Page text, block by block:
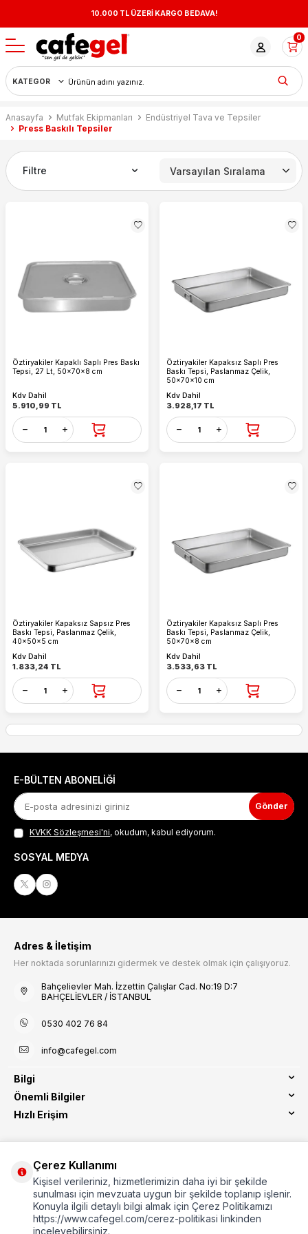
10.000 TL ÜZERİ KARGO BEDAVA!
0
Anasayfa Mutfak Ekipmanları
Endüstriyel Tava ve Tepsiler
Press Baskılı Tepsiler
Filtre
Öztiryakiler Kapaklı Saplı Pres Baskı
Tepsi, 27 Lt, 50x70x8 cm
Kdv Dahil
5.910,99 TL
Öztiryakiler Kapaksız Saplı Pres
Baskı Tepsi, Paslanmaz Çelik,
50x70x10 cm
Kdv Dahil
3.928,17 TL
Öztiryakiler Kapaksız Sapsız Pres
Baskı Tepsi, Paslanmaz Çelik,
40x50x5 cm
Kdv Dahil
1.833,24 TL
Öztiryakiler Kapaksız Saplı Pres
Baskı Tepsi, Paslanmaz Çelik,
50x70x8 cm
Kdv Dahil
3.533,63 TL
E-BÜLTEN ABONELIĞI
Gönder
KVKK Sözleşmesi'ni, okudum, kabul ediyorum.
SOSYAL MEDYA
Adres & İletişim
Her noktada sorunlarınızı gidermek ve destek olmak için çalışıyoruz.
Bahçelievler Mah. İzzettin Çalışlar Cad. No:19 D:7
BAHÇELİEVLER / İSTANBUL
0530 402 76 84
info@cafegel.com
Bilgi
Önemli Bilgiler
Hızlı Erişim
Etbis Kayıtlıdır
Çerez Kullanımı
Kişisel verileriniz, hizmetlerimizin daha iyi bir şekilde
sunulması için mevzuata uygun bir şekilde toplanıp işlenir.
Konuyla ilgili detaylı bilgi almak için Çerez Politikamızı
https://www.cafegel.com/cerez-politikasi linkinden
inceleyebilirsiniz.